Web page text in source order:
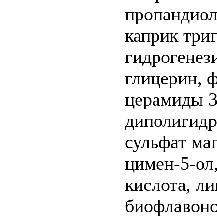
каприк
глицерин,
церамиды
сульфат
цимен-5-
кислота,